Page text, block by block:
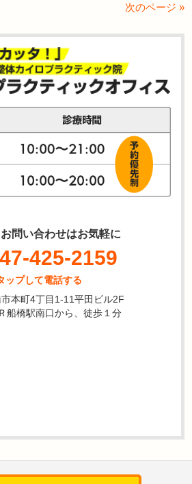
次のページ »
問い合わせはお気軽に
425-2159
ップして電話する
本町4丁目1-11平田ビル2F
船橋駅南口から、徒歩１分